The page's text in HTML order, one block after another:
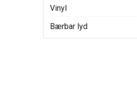
Vinyl
Bærbar lyd